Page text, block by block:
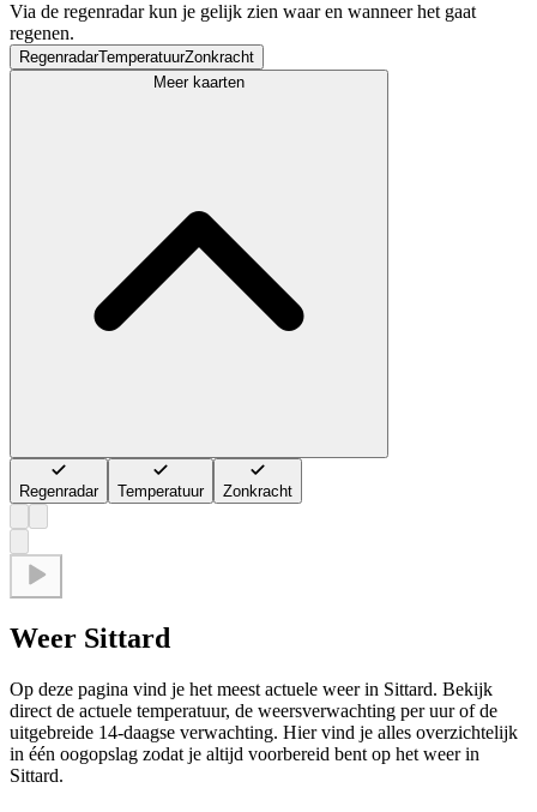
Via de regenradar kun je gelijk zien waar en wanneer het gaat
regenen.
RegenradarTemperatuurZonkracht
Meer kaarten
Regenradar Temperatuur Zonkracht
Weer Sittard
Op deze pagina vind je het meest actuele weer in Sittard. Bekijk
direct de actuele temperatuur, de weersverwachting per uur of de
uitgebreide 14-daagse verwachting. Hier vind je alles overzichtelijk
in één oogopslag zodat je altijd voorbereid bent op het weer in
Sittard.